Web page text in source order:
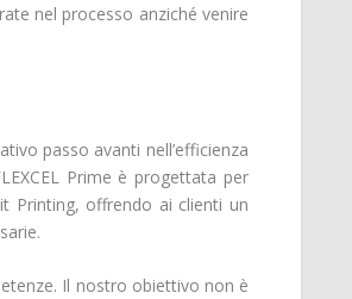
nel processo anziché venire
passo avanti nell’efficienza
Prime è progettata per
Printing, offrendo ai clienti un
Il nostro obiettivo non è